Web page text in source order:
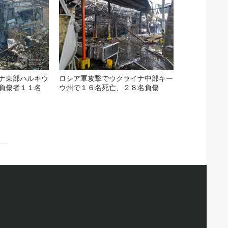
東部ハルキウ
傷者１１名
ロシア軍攻撃でウクライナ中部キー
ウ州で１６名死亡、２８名負傷